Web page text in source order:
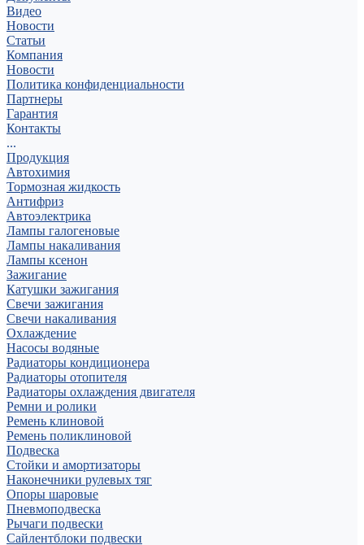
Видео
Новости
Статьи
Компания
Новости
Политика конфиденциальности
Партнеры
Гарантия
Контакты
...
Продукция
Автохимия
Тормозная жидкость
Антифриз
Автоэлектрика
Лампы галогеновые
Лампы накаливания
Лампы ксенон
Зажигание
Катушки зажигания
Свечи зажигания
Свечи накаливания
Охлаждение
Насосы водяные
Радиаторы кондиционера
Радиаторы отопителя
Радиаторы охлаждения двигателя
Ремни и ролики
Ремень клиновой
Ремень поликлиновой
Подвеска
Стойки и амортизаторы
Наконечники рулевых тяг
Опоры шаровые
Пневмоподвеска
Рычаги подвески
Сайлентблоки подвески